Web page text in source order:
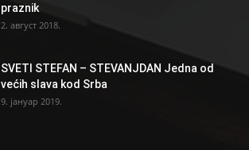
praznik
2. август 2018.
SVETI STEFAN – STEVANJDAN Jedna od
većih slava kod Srba
9. јануар 2019.